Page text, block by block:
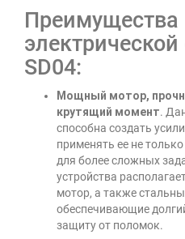
Преимущества
электрической
SD04:
Мощный мотор,
крутящий момент.
способна создать
применять ее не
для более сложных
устройства
мотор, а также
обеспечивающие
защиту от поломок.